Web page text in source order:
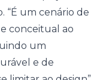
“É um cenário de
conceitual ao
um
e de